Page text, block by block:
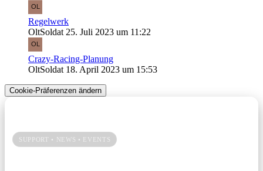
Regelwerk
OltSoldat 25. Juli 2023 um 11:22
Crazy-Racing-Planung
OltSoldat 18. April 2023 um 15:53
Cookie-Präferenzen ändern
SUPPORT • NEWS • EVENTS